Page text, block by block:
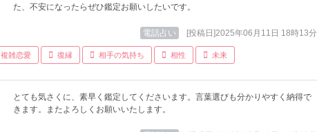
た、不安になったらぜひ鑑定お願いしたいです。
電話占い [投稿日]2025年06月11日 18時13分
複雑恋愛 復縁 相手の気持ち 相性 未来
とても気さくに、素早く鑑定してくださいます。言葉選びも分かりやすく納得で
きます。またよろしくお願いいたします。